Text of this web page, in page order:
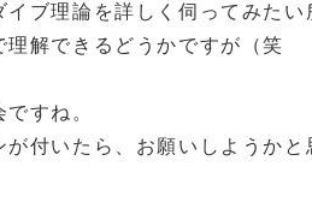
ブ理論を詳しく伺ってみたい
理解できるどうかですが（笑
すね。
が付いたら、お願いしようかと